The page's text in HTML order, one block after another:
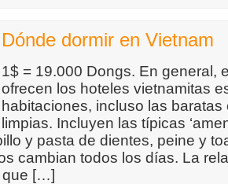
Dónde dormir en Vietnam
1$ = 19.000 Dongs. En general,
ofrecen los hoteles vietnamitas
habitaciones, incluso las baratas
limpias. Incluyen las típicas
y pasta de dientes, peine y
cambian todos los días. La
que […]